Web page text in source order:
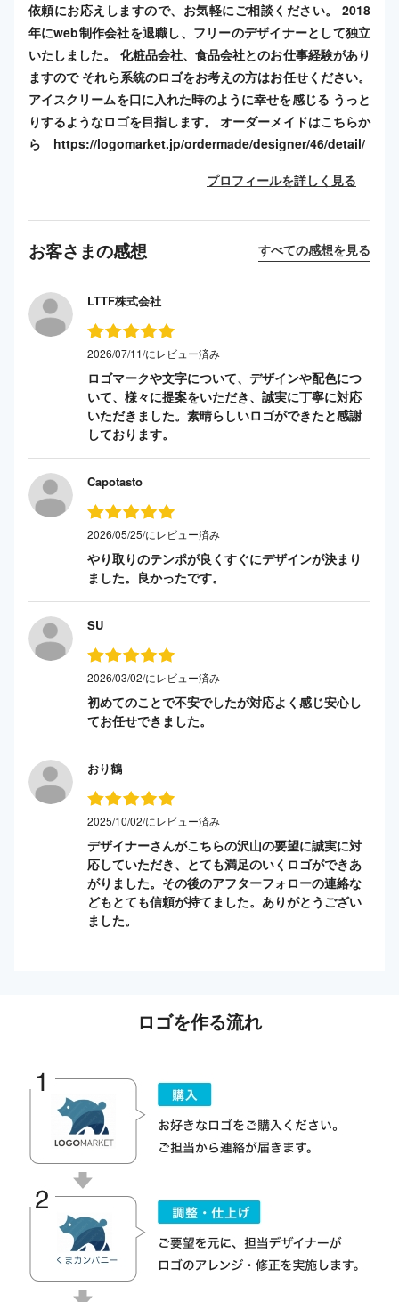
依頼にお応えしますので、お気軽にご相談ください。 2018
年にweb制作会社を退職し、フリーのデザイナーとして独立
いたしました。 化粧品会社、食品会社とのお仕事経験があり
ますので それら系統のロゴをお考えの方はお任せください。
アイスクリームを口に入れた時のように幸せを感じる うっと
りするようなロゴを目指します。 オーダーメイドはこちらか
ら https://logomarket.jp/ordermade/designer/46/detail/
プロフィールを詳しく見る
お客さまの感想 すべての感想を見る
LTTF株式会社
2026/07/11/にレビュー済み
ロゴマークや文字について、デザインや配色につ
いて、様々に提案をいただき、誠実に丁寧に対応
いただきました。素晴らしいロゴができたと感謝
しております。
Capotasto
2026/05/25/にレビュー済み
やり取りのテンポが良くすぐにデザインが決まり
ました。良かったです。
SU
2026/03/02/にレビュー済み
初めてのことで不安でしたが対応よく感じ安心し
てお任せできました。
おり鶴
2025/10/02/にレビュー済み
デザイナーさんがこちらの沢山の要望に誠実に対
応していただき、とても満足のいくロゴができあ
がりました。その後のアフターフォローの連絡な
どもとても信頼が持てました。ありがとうござい
ました。
ロゴを作る流れ